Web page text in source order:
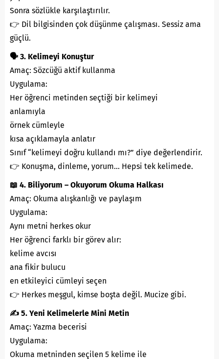
Sonra sözlükle karşılaştırılır.
👉 Dil bilgisinden çok düşünme çalışması. Sessiz ama
güçlü.
🗣️ 3. Kelimeyi Konuştur
Amaç: Sözcüğü aktif kullanma
Uygulama:
Her öğrenci metinden seçtiği bir kelimeyi
anlamıyla
örnek cümleyle
kısa açıklamayla anlatır
Sınıf “kelimeyi doğru kullandı mı?” diye değerlendirir.
👉 Konuşma, dinleme, yorum… Hepsi tek kelimede.
📖 4. Biliyorum – Okuyorum Okuma Halkası
Amaç: Okuma alışkanlığı ve paylaşım
Uygulama:
Aynı metni herkes okur
Her öğrenci farklı bir görev alır:
kelime avcısı
ana fikir bulucu
en etkileyici cümleyi seçen
👉 Herkes meşgul, kimse boşta değil. Mucize gibi.
✍️ 5. Yeni Kelimelerle Mini Metin
Amaç: Yazma becerisi
Uygulama:
Okuma metninden seçilen 5 kelime ile